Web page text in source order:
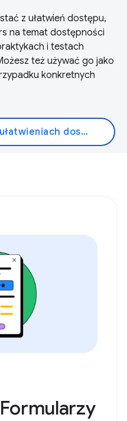
z ułatwień dostępu,
na temat dostępności
i testach
też używać go jako
konkretnych
Dowiedz się więcej o ułatwieniach dostępu